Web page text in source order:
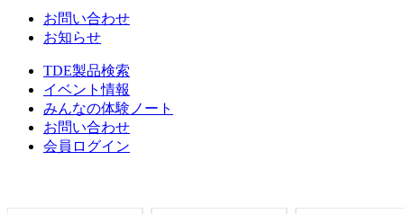
お問い合わせ
お知らせ
TDE製品検索
イベント情報
みんなの体験ノート
お問い合わせ
会員ログイン